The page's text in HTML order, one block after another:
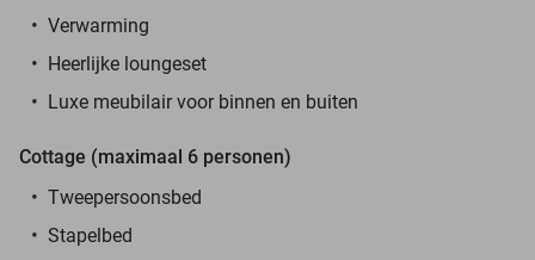
Verwarming
Heerlijke loungeset
Luxe meubilair voor binnen en buiten
Cottage (maximaal 6 personen)
Tweepersoonsbed
Stapelbed